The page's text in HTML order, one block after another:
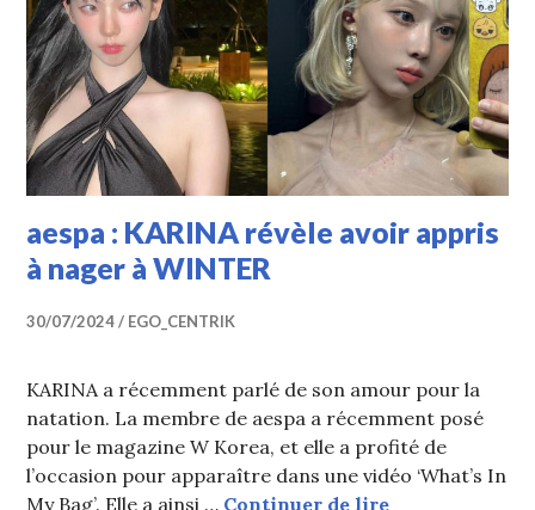
aespa : KARINA révèle avoir appris
à nager à WINTER
30/07/2024 EGO_CENTRIK
KARINA a récemment parlé de son amour pour la
natation. La membre de aespa a récemment posé
pour le magazine W Korea, et elle a profité de
l’occasion pour apparaître dans une vidéo ‘What’s In
My Bag’. Elle a ainsi … Continuer de lireaespa :